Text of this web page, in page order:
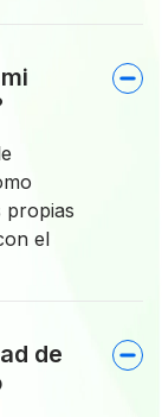
propias
el
de